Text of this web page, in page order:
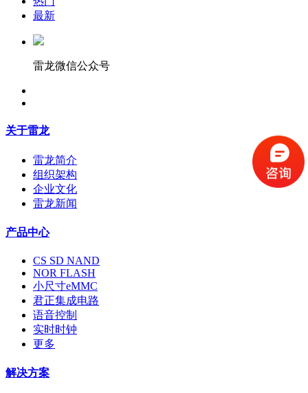
最新
雷龙微信公众号
关于雷龙
雷龙简介
组织架构
企业文化
雷龙新闻
产品中心
CS SD NAND
NOR FLASH
小尺寸eMMC
君正集成电路
语音控制
实时时钟
更多
解决方案